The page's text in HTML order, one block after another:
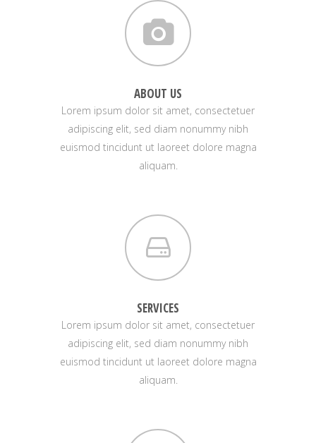
ABOUT US
Lorem ipsum dolor sit amet, consectetuer
adipiscing elit, sed diam nonummy nibh
euismod tincidunt ut laoreet dolore magna
aliquam.
SERVICES
Lorem ipsum dolor sit amet, consectetuer
adipiscing elit, sed diam nonummy nibh
euismod tincidunt ut laoreet dolore magna
aliquam.